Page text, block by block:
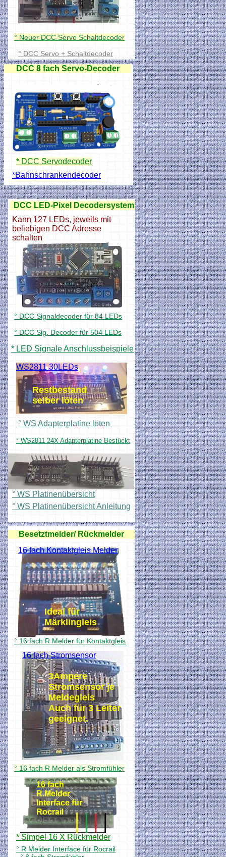
DCC 8 fach Servo-Decoder
* DCC Servodecoder
*Bahnschrankendecoder
° Neuer DCC Servo Schaltdecoder
° DCC Servo + Schaltdecoder
DCC LED-Pixel Decodersystem
° DCC Signaldecoder für 84 LEDs
WS2811 30LEDs
° WS Adapterplatine löten
° WS2811 24X Adapterplatine Bestückt
° WS Platinenübersicht
° WS Platinenübersicht Anleitung
Kann 127 LEDs, jeweils mit
beliebigen DCC Adresse
schalten
° DCC Sig. Decoder für 504 LEDs
* LED Signale Anschlussbeispiele
Restbestand
selber löten
Besetztmelder/ Rückmelder
° 16 fach R Melder für Kontaktgleis
° 16 fach R Melder als Stromfühler
° R Melder Interface für Rocrail
16 fach Kontaktgleis Melder
16 fach Stromsensor
* Simpel 16 X Rückmelder
Ideal für
Märklingleis
3Ampere
Stromsensor je
Meldegleis
Auch für 3 Leiter
geeignet.
16 fach
R.Melder
Interface für
Rocrail